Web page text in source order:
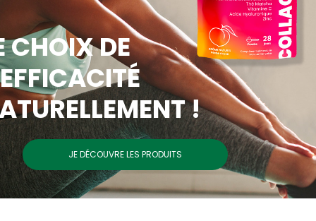
CHOIX DE
!
JE DÉCOUVRE LES PRODUITS